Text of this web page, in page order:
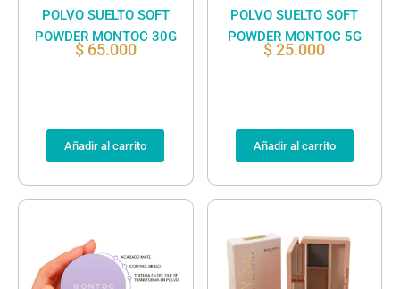
POLVO SUELTO SOFT
POWDER MONTOC 30G
$65.000
Añadir al carrito
POLVO SUELTO SOFT
POWDER MONTOC 5G
$25.000
Añadir al carrito